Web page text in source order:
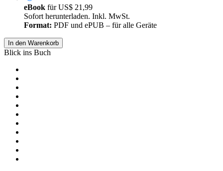
eBook fürUS$ 21,99
Sofort herunterladen. Inkl. MwSt.
Format: PDF und ePUB – für alle Geräte
In den Warenkorb
Blick ins Buch